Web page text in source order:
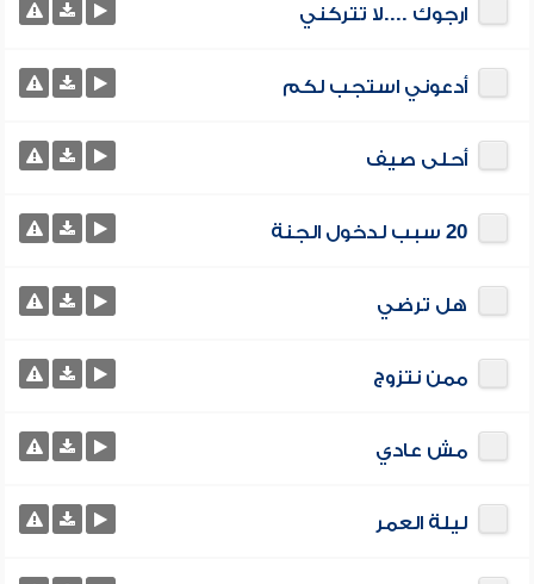
ارجوك ....لا تتركني
أدعوني استجب لكم
أحلى صيف
20 سبب لدخول الجنة
هل ترضي
ممن نتزوج
مش عادي
ليلة العمر